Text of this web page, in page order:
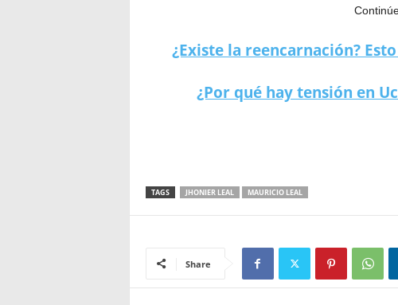
Jhonier usando una
embargo, después de su declaración, la
¿Existe la reencarnación?
¿Por qué hay tensión en